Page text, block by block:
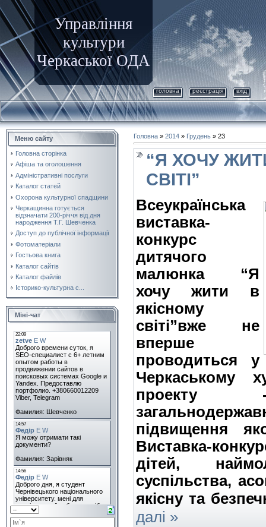
Управління
культури
Черкаської ОДА
головна реєстрація вхід
Меню сайту
Головна сторінка
Афіша та оголошення
Адміністративні послуги
Каталог статей
Охорона культурної спадщини
Черкащинна готується
відзначати 200-річчя від дня
народження Т.Г. Шевченка
Доступ до публічної інформації
Фотоматеріали
Гостьова книга
Каталог сайтів
Каталог файлів
Історико-культурна с...
Міні-чат
Головна » 2014 » Грудень » 23
“Я ХОЧУ
СВІТІ”
Всеукраїнська
виставка-
конкурс
дитячого
малюнка “Я
хочу жити в
якісному
світі”вже не
вперше
проводиться у
Черкаському
проекту -
підвищення
Виставка-
дітей,
суспільства,
якісну та
далі »